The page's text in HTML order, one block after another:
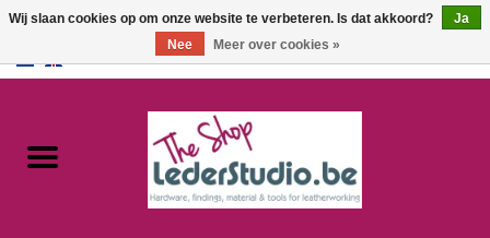
Catalogus
Wij slaan cookies op om onze website te verbeteren. Is dat akkoord?
Ja
Nee
Meer over cookies »